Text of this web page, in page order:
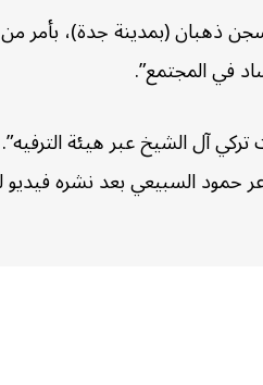
سجن ذهبان (بمدينة جدة)، بأمر
آل الشيخ عبر هيئة
حمود السبيعي بعد نشره